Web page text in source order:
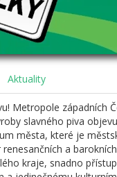
Aktuality
Metropole západních
slavného piva
města, které je
a
kraje, snadno